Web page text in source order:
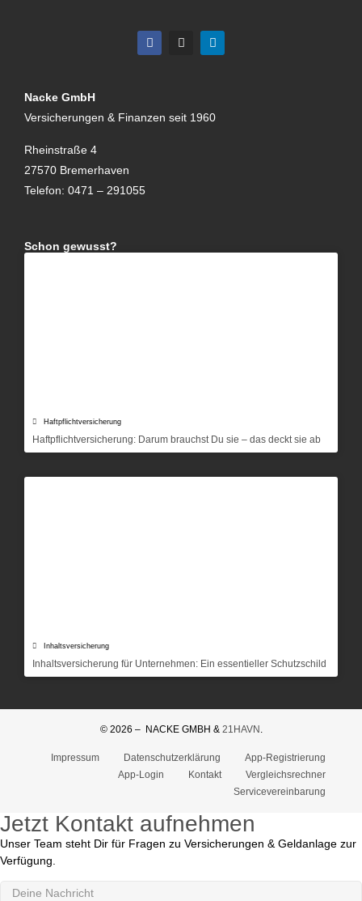
Nacke GmbH
Versicherungen & Finanzen seit 1960
Rheinstraße 4
27570 Bremerhaven
Telefon: 0471 – 291055
Schon gewusst?
Haftpflichtversicherung
Haftpflichtversicherung: Darum brauchst Du sie – das deckt sie ab
Inhaltsversicherung
Inhaltsversicherung für Unternehmen: Ein essentieller Schutzschild
© 2026 – NACKE GMBH & 21HAVN
Impressum Datenschutzerklärung
App-Registrierung
App-Login
Kontakt
Vergleichsrechner
Servicevereinbarung
Jetzt Kontakt aufnehmen
Unser Team steht Dir für Fragen zu Versicherungen & Geldanlage zur
Verfügung.